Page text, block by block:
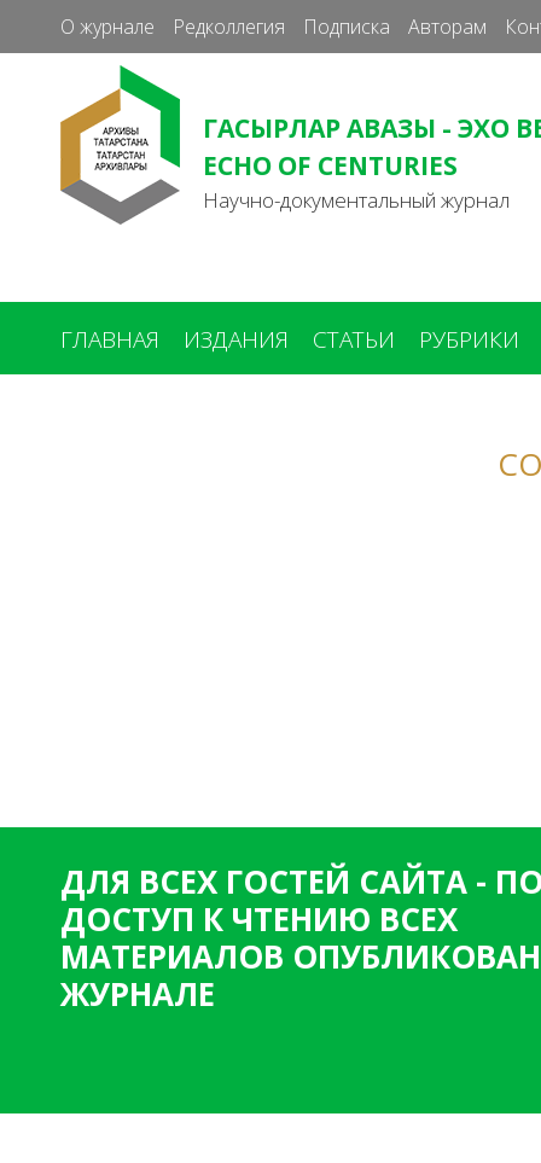
О журнале Редколлегия Подписка Авторам
ГАСЫРЛАР АВАЗЫ - ЭХО
ECHO OF CENTURIES
Научно-документальный журнал
ГЛАВНАЯ ИЗДАНИЯ СТАТЬИ РУБРИКИ
ДЛЯ ВСЕХ ГОСТЕЙ САЙТА -
ДОСТУП К ЧТЕНИЮ ВСЕХ
МАТЕРИАЛОВ
ЖУРНАЛЕ